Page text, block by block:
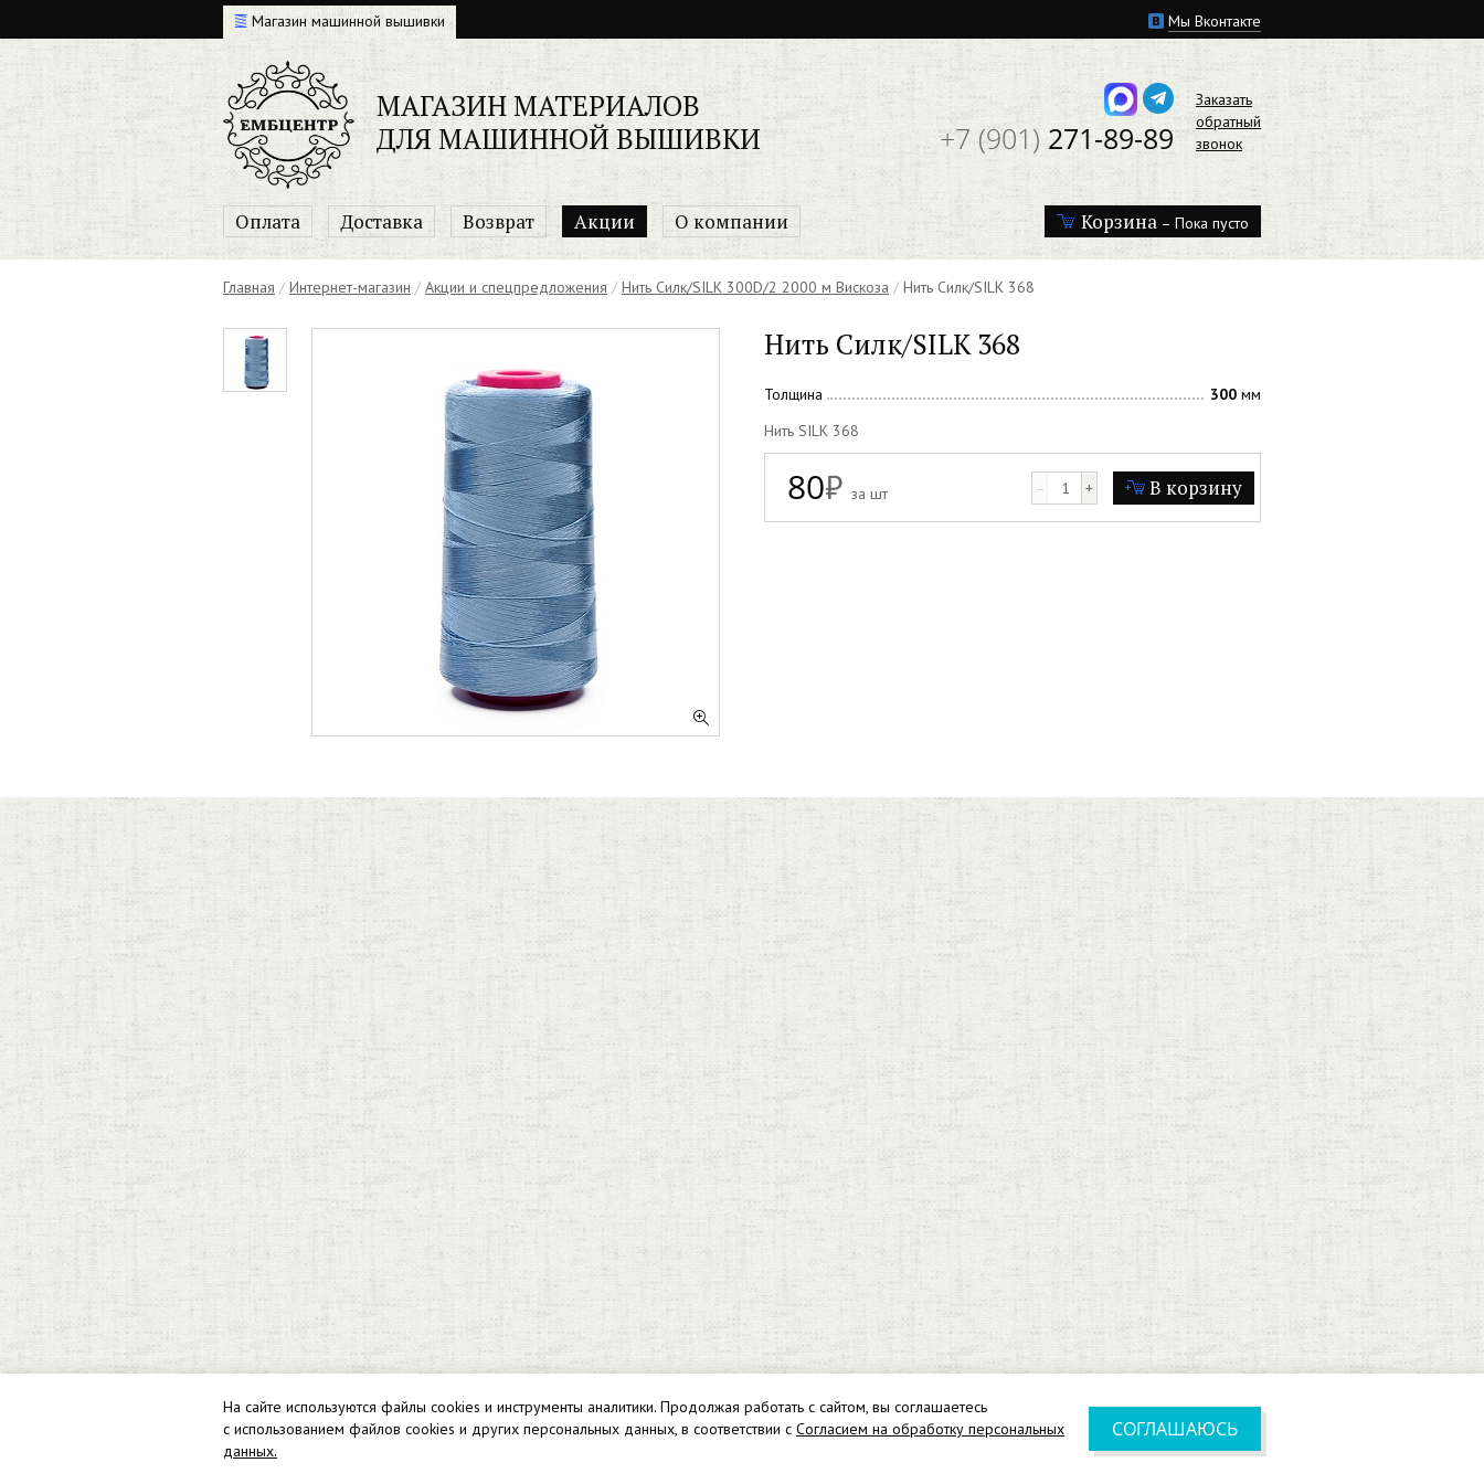
Мы Вконтакте
Магазин машинной вышивки
МАГАЗИН МАТЕРИАЛОВ
ДЛЯ МАШИННОЙ ВЫШИВКИ
Заказать
обратный
звонок
+7 (901) 271-89-89
Оплата Доставка Возврат Акции О компании Корзина – Пока пусто
Главная / Интернет-магазин / Акции и спецпредложения / Нить Силк/SILK 300D/2 2000 м Вискоза / Нить Силк/SILK 368
Нить Силк/SILK 368
300 мм
Толщина
Нить SILK 368
– + В корзину
80₽ за шт
На сайте используются файлы cookies и инструменты аналитики. Продолжая работать с сайтом, вы соглашаетесь
с использованием файлов cookies и других персональных данных, в соответствии с Согласием на обработку персональных
данных.
СОГЛАШАЮСЬ